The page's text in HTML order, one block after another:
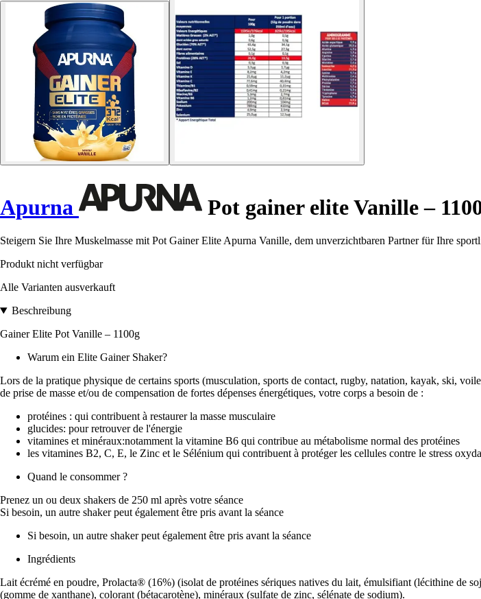
Apurna Pot gainer elite Vanille –
Steigern Sie Ihre Muskelmasse mit Pot Gainer Elite Apurna Vanille, dem unverzichtbaren Partner für Ihre
Produkt nicht verfügbar
Alle Varianten ausverkauft
Beschreibung
Gainer Elite Pot Vanille – 1100g
Warum ein Elite Gainer Shaker?
Lors de la pratique physique de certains sports (musculation, sports de contact, rugby, natation, kayak, ski,
de prise de masse et/ou de compensation de fortes dépenses énergétiques, votre corps a besoin de :
protéines : qui contribuent à restaurer la masse musculaire
glucides: pour retrouver de l'énergie
vitamines et minéraux:notamment la vitamine B6 qui contribue au métabolisme normal des protéines
les vitamines B2, C, E, le Zinc et le Sélénium qui contribuent à protéger les cellules contre le stress
Quand le consommer ?
Prenez un ou deux shakers de 250 ml après votre séance
Si besoin, un autre shaker peut également être pris avant la séance
Si besoin, un autre shaker peut également être pris avant la séance
Ingrédients
Lait écrémé en poudre, Prolacta® (16%) (isolat de protéines sériques natives du lait, émulsifiant (lécithine de
(gomme de xanthane), colorant (bétacarotène), minéraux (sulfate de zinc, sélénate de sodium).